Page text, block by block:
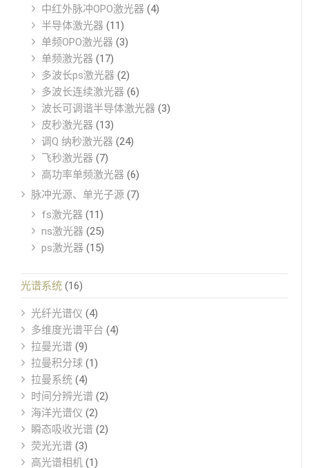
中红外脉冲OPO激光器 (4)
半导体激光器 (11)
单频OPO激光器 (3)
单频激光器 (17)
多波长ps激光器 (2)
多波长连续激光器 (6)
波长可调谐半导体激光器 (3)
皮秒激光器 (13)
调Q 纳秒激光器 (24)
飞秒激光器 (7)
高功率单频激光器 (6)
脉冲光源、单光子源 (7)
fs激光器 (11)
ns激光器 (25)
ps激光器 (15)
光谱系统 (16)
光纤光谱仪 (4)
多维度光谱平台 (4)
拉曼光谱 (9)
拉曼积分球 (1)
拉曼系统 (4)
时间分辨光谱 (2)
海洋光谱仪 (2)
瞬态吸收光谱 (2)
荧光光谱 (3)
高光谱相机 (1)